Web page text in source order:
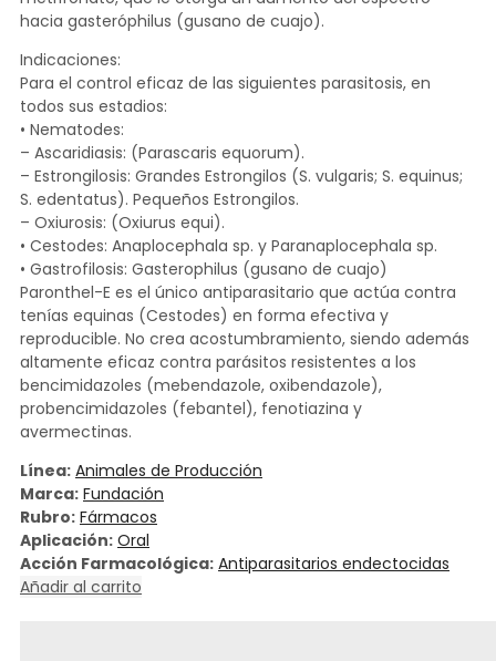
hacia gasteróphilus (gusano de cuajo).
Indicaciones:
Para el control eficaz de las siguientes parasitosis, en
todos sus estadios:
• Nematodes:
– Ascaridiasis: (Parascaris equorum).
– Estrongilosis: Grandes Estrongilos (S. vulgaris; S. equinus;
S. edentatus). Pequeños Estrongilos.
– Oxiurosis: (Oxiurus equi).
• Cestodes: Anaplocephala sp. y Paranaplocephala sp.
• Gastrofilosis: Gasterophilus (gusano de cuajo)
Paronthel-E es el único antiparasitario que actúa contra
tenías equinas (Cestodes) en forma efectiva y
reproducible. No crea acostumbramiento, siendo además
altamente eficaz contra parásitos resistentes a los
bencimidazoles (mebendazole, oxibendazole),
probencimidazoles (febantel), fenotiazina y
avermectinas.
Línea: Animales de Producción
Marca: Fundación
Rubro: Fármacos
Aplicación: Oral
Acción Farmacológica: Antiparasitarios endectocidas
Añadir al carrito